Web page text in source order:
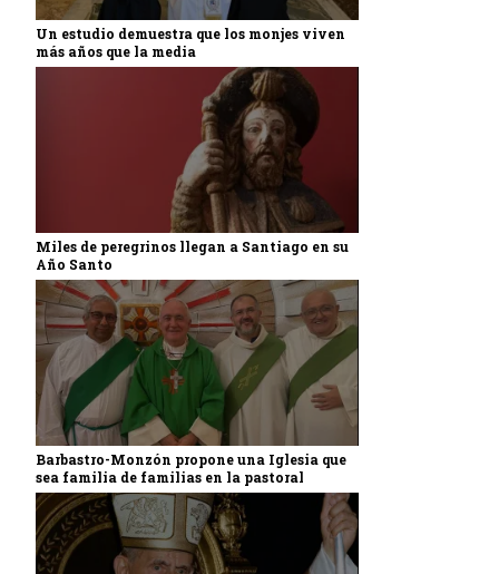
Un estudio demuestra que los monjes viven
más años que la media
Miles de peregrinos llegan a Santiago en su
Año Santo
Barbastro-Monzón propone una Iglesia que
sea familia de familias en la pastoral